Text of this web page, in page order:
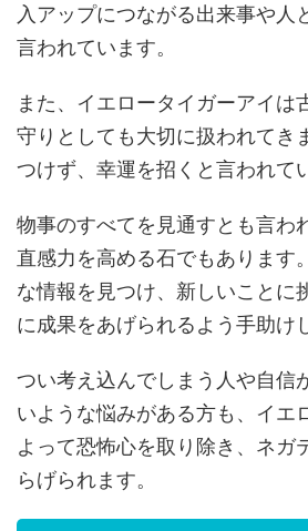
入アップにつながる出来事や人
言われています。
また、イエロータイガーアイは
守りとしても大切に扱われてき
つけず、幸運を招くと言われて
物事のすべてを見通すとも言わ
直感力を高める石でもあります
な情報を見つけ、新しいことに
に成果をあげられるよう手助け
つい考え込んでしまう人や自信
いような悩みがある方も、イエ
よって恐怖心を取り除き、ネガ
らげられます。